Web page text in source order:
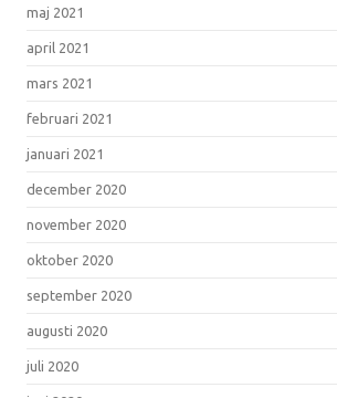
maj 2021
april 2021
mars 2021
februari 2021
januari 2021
december 2020
november 2020
oktober 2020
september 2020
augusti 2020
juli 2020